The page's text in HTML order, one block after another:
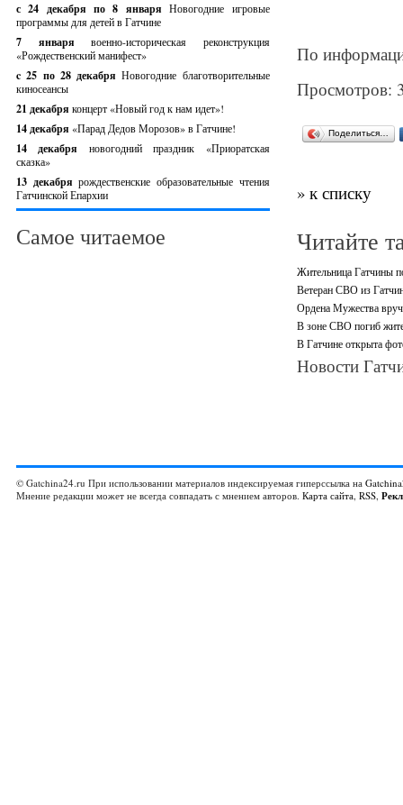
с 24 декабря по 8 январяНовогодние игровые
программы для детей в Гатчине
7 январявоенно-историческая реконструкция
«Рождественский манифест»
c 25 по 28 декабряНовогодние благотворительные
киносеансы
21 декабря концерт «Новый год к нам идет»!
14 декабря «Парад Дедов Морозов» в Гатчине!
14 декабря новогодний праздник «Приоратская
сказка»
13 декабрярождественские образовательные чтения
Гатчинской Епархии
Самое читаемое
По
Просмотров:
Поделиться…
» к списку
Читайте
Жительница Гатчины
Ветеран СВО из
Ордена Мужества
В зоне СВО погиб
В Гатчине открыта
Новости
© Gatchina24.ru При использовании материалов индексируемая гиперссылка на
Мнение редакции может не всегда совпадать с мнением авторов. Карта сайта, RSS,